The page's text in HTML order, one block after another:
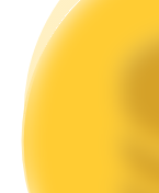
การเซ้งแบบยื